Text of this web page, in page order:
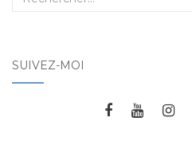
SUIVEZ-MOI